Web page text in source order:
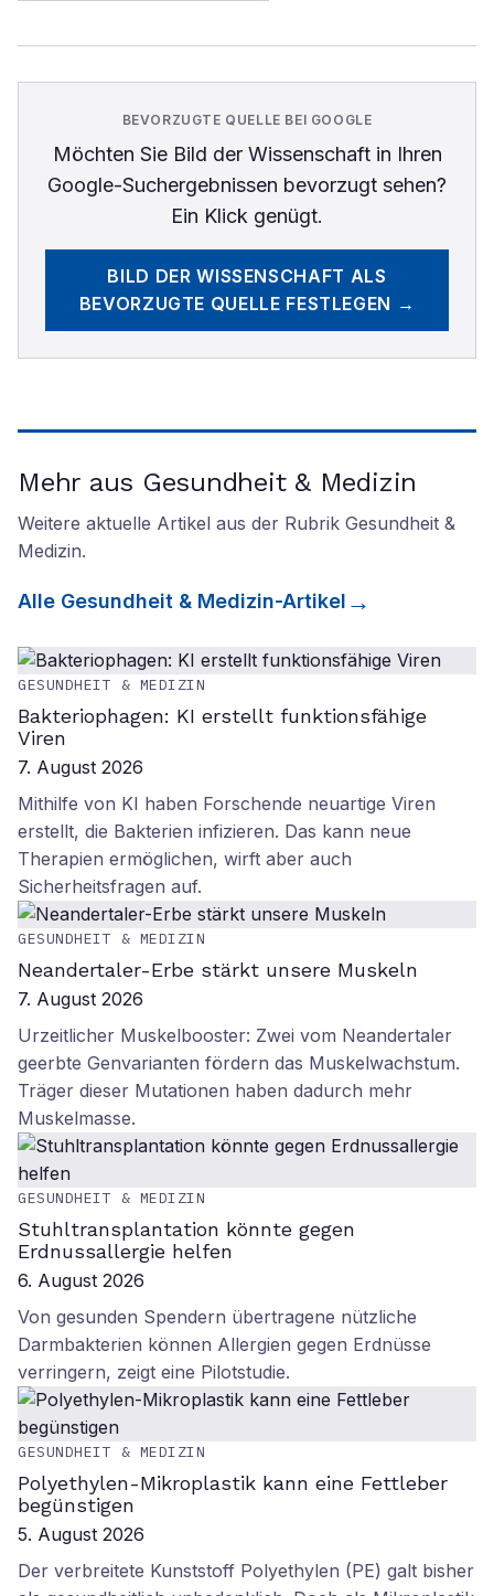
BEVORZUGTE QUELLE BEI GOOGLE
Möchten Sie Bild der Wissenschaftin Ihren
Google-Suchergebnissen bevorzugt sehen?
Ein Klick genügt.
BILD DER WISSENSCHAFT ALS
BEVORZUGTE QUELLE FESTLEGEN →
Mehr aus Gesundheit & Medizin
Weitere aktuelle Artikel aus der Rubrik Gesundheit &
Medizin.
Alle Gesundheit & Medizin-Artikel
GESUNDHEIT & MEDIZIN
Bakteriophagen: KI erstellt funktionsfähige
Viren
7. August 2026
Mithilfe von KI haben Forschende neuartige Viren
erstellt, die Bakterien infizieren. Das kann neue
Therapien ermöglichen, wirft aber auch
Sicherheitsfragen auf.
GESUNDHEIT & MEDIZIN
Neandertaler-Erbe stärkt unsere Muskeln
7. August 2026
Urzeitlicher Muskelbooster: Zwei vom Neandertaler
geerbte Genvarianten fördern das Muskelwachstum.
Träger dieser Mutationen haben dadurch mehr
Muskelmasse.
GESUNDHEIT & MEDIZIN
Stuhltransplantation könnte gegen
Erdnussallergie helfen
6. August 2026
Von gesunden Spendern übertragene nützliche
Darmbakterien können Allergien gegen Erdnüsse
verringern, zeigt eine Pilotstudie.
GESUNDHEIT & MEDIZIN
Polyethylen-Mikroplastik kann eine Fettleber
begünstigen
5. August 2026
Der verbreitete Kunststoff Polyethylen (PE) galt bisher